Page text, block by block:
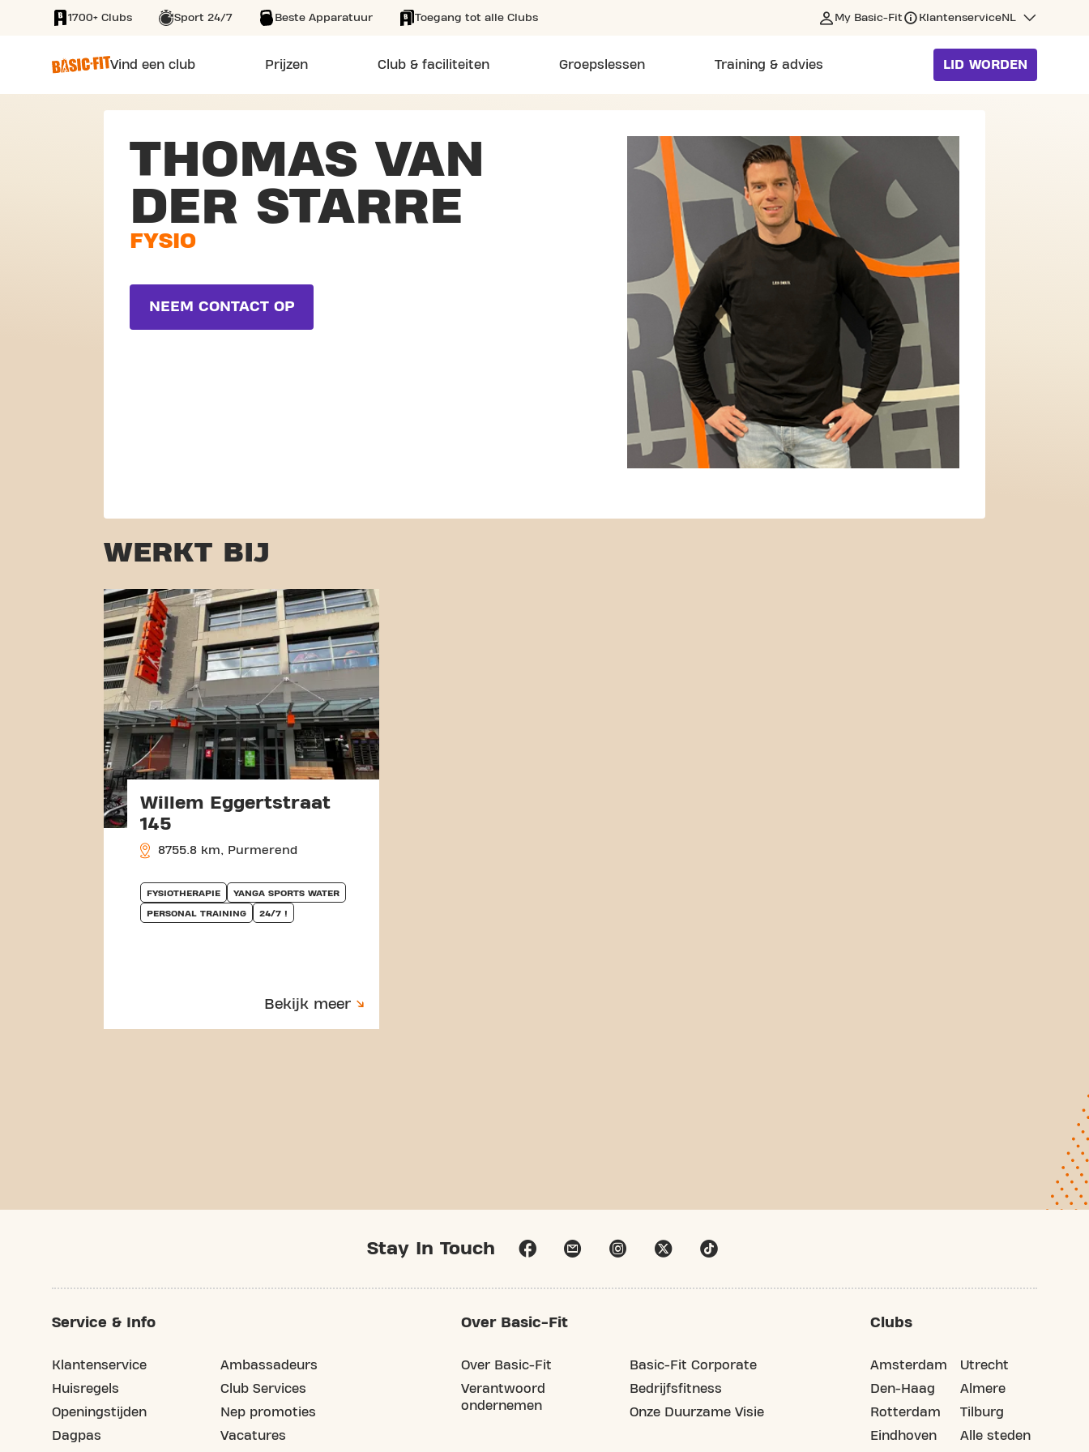
SKIP TO MAIN CONTENT
1700+ Clubs Sport 24/7 Beste Apparatuur Toegang tot alle Clubs My Basic-Fit KlantenserviceNL
Vind een club Prijzen Club & faciliteiten Groepslessen Training & advies LID WORDEN
THOMAS VAN
DER STARRE
FYSIO
NEEM CONTACT OP
WERKT BIJ
Willem Eggertstraat
145
8755.8 km, Purmerend
FYSIOTHERAPIE YANGA SPORTS WATER
PERSONAL TRAINING 24/7 !
Bekijk meer
Stay In Touch
Service & Info
Klantenservice
Huisregels
Openingstijden
Dagpas
Ambassadeurs
Club Services
Nep promoties
Vacatures
Over Basic-Fit
Over Basic-Fit
Verantwoord
ondernemen
Basic-Fit Corporate
Bedrijfsfitness
Onze Duurzame Visie
Clubs
Amsterdam
Den-Haag
Rotterdam
Eindhoven
Utrecht
Almere
Tilburg
Alle steden